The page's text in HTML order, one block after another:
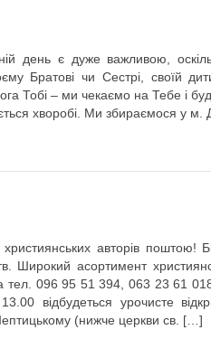
день є дуже важливою,
Братові чи Сестрі, своїй
Тобі – ми чекаємо на Тебе і
хворобі. Ми збираємося у м.
християнських авторів поштою!
Широкий асортимент
тел. 096 95 51 394, 063 23 61
відбудеться урочисте
(нижче церкви св. […]